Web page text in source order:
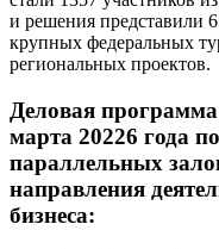
и решения представили
крупных федеральных
региональных проектов.
Деловая программа
марта 20226 года
параллельных
направления
бизнеса: